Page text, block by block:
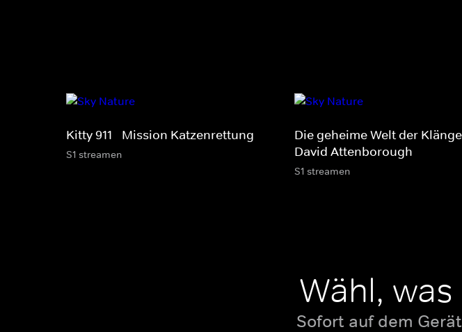
Kitty 911 - Mission Katzenrettung
S1 streamen
Die geheime Welt der
David Attenborough
S1 streamen
Wähl,
Sofort auf dem